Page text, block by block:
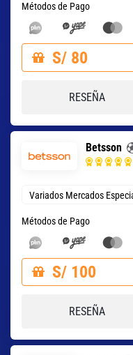
Métodos de Pago
S/ 80
RESEÑA
Betsson
Variados Mercados
Métodos de Pago
S/ 100
RESEÑA